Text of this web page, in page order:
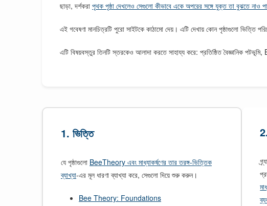
ছাড়া, দর্শকরা পৃথক পৃষ্ঠা দেখলেও সেগুলো কীভাবে একে অপরের সঙ্গে যুক্ত তা বুঝতে নাও
এই গবেষণা মানচিত্রটি পুরো সাইটকে কাঠামো দেয়। এটি দেখায় কোন পৃষ্ঠাগুলো ভিত্তি
এটি বিষয়বস্তুর তিনটি স্তরকেও আলাদা করতে সাহায্য করে: প্রতিষ্ঠিত বৈজ্ঞানিক
1. ভিত্তি
যে পৃষ্ঠাগুলো BeeTheory এবং মাধ্যাকর্ষণের তার তরঙ্গ-ভিত্তিক
ব্যাখ্যা-এর মূল ধারণা ব্যাখ্যা করে, সেগুলো দিয়ে শুরু করুন।
Bee Theory: Foundations